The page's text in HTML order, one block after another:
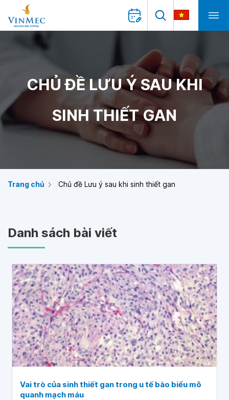
CHỦ ĐỀ LƯU Ý SAU KHI
SINH THIẾT GAN
Trang chủ Chủ đề Lưu ý sau khi sinh thiết gan
Danh sách bài viết
Vai trò của sinh thiết gan trong u tế bào biểu mô
quanh mạch máu